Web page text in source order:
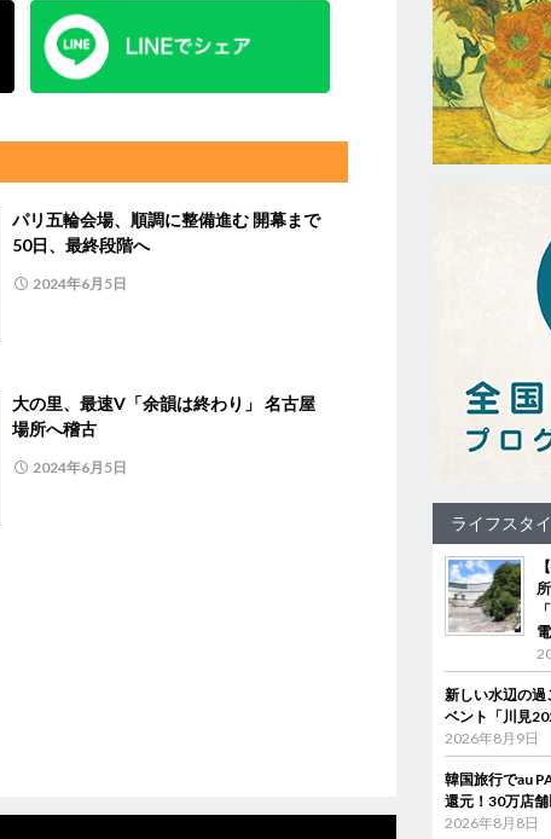
パリ五輪会場、順調に整備進む 開幕まで
50日、最終段階へ
2024年6月5日
大の里、最速V「余韻は終わり」 名古屋
場所へ稽古
2024年6月5日
ライフスタ
新しい水辺の
ベント「川見
2026年8月9日
韓国旅行でau
還元！30万店舗
2026年8月8日